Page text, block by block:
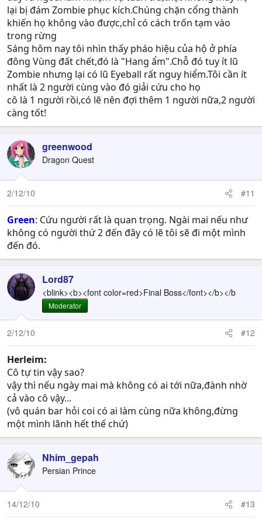
lại bị đám Zombie phục kích.Chúng chặn cổng thành
khiến họ không vào được,chỉ có cách trốn tạm vào
trong rừng
Sáng hôm nay tôi nhìn thấy pháo hiệu của hộ ở phía
đông Vùng đất chết,đó là "Hang ẩm".Chỗ đó tuy ít lũ
Zombie nhưng lại có lũ Eyeball rất nguy hiểm.Tôi cần ít
nhất là 2 người cùng vào đó giải cứu cho họ
cô là 1 người rồi,có lẽ nên đợi thêm 1 người nữa,2 người
càng tốt!
greenwood
Dragon Quest
2/12/10 #11
Green: Cứu người rất là quan trọng. Ngài mai nếu như
không có người thứ 2 đến đây có lẽ tôi sẽ đi một mình
đến đó.
Lord87
<blink><b><font color=red>Final Boss</font></b></b
Moderator
2/12/10 #12
Herleim:
Cô tự tin vậy sao?
vậy thì nếu ngày mai mà không có ai tới nữa,đành nhờ
cả vào cô vậy...
(vô quán bar hỏi coi có ai làm cùng nữa không,đừng
một mình lãnh hết thế chứ)
Nhim_gepah
Persian Prince
14/12/10 #13